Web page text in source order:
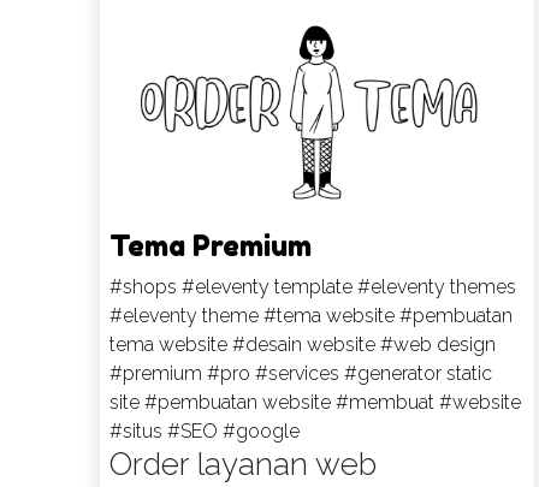
Tema Premium
#shops #eleventy template #eleventy themes
#eleventy theme #tema website #pembuatan
tema website #desain website #web design
#premium #pro #services #generator static
site #pembuatan website #membuat #website
#situs #SEO #google
Order layanan web